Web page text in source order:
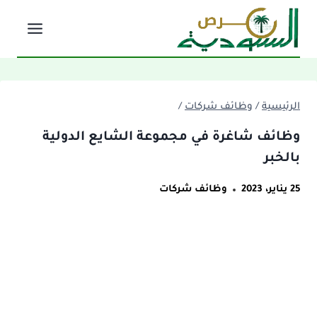
التجاوز
المحتوى
الرئيسية / وظائف شركات /
وظائف شاغرة في مجموعة الشايع الدولية
بالخبر
25 يناير، 2023 وظائف شركات